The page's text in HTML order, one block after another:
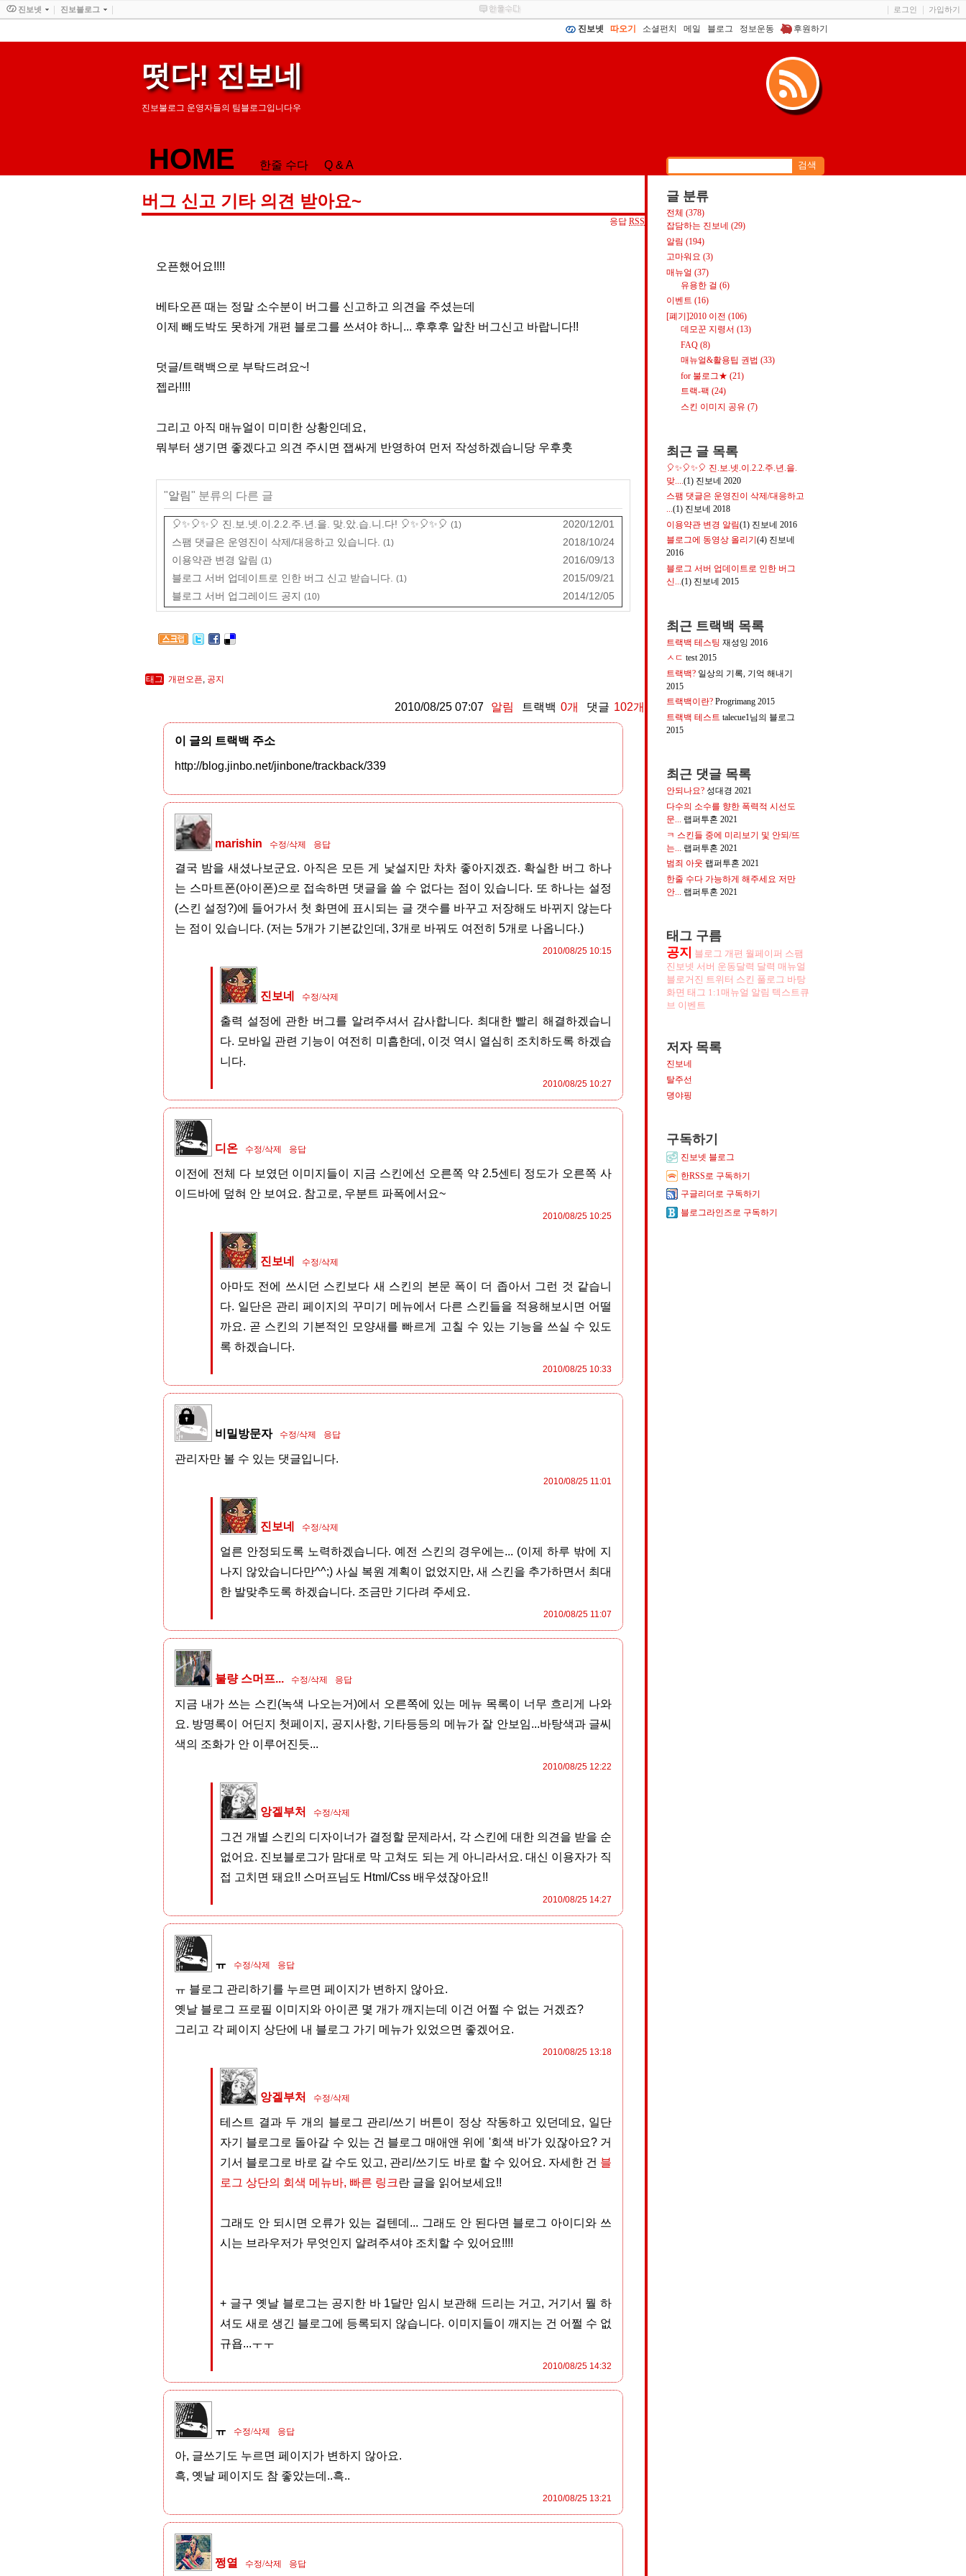
진보넷 따오기 소셜펀치 메일 블로그 정보운동 후원하기
떳다! 진보네
진보불로그 운영자들의 팀블로그입니다우
HOME 한줄 수다 Q & A
버그 신고 기타 의견 받아요~
응답 RSS
오픈했어요!!!!
베타오픈 때는 정말 소수분이 버그를 신고하고 의견을 주셨는데
이제 빼도박도 못하게 개편 블로그를 쓰셔야 하니... 후후후 알찬 버그신고 바랍니다!!
덧글/트랙백으로 부탁드려요~!
젭라!!!!
그리고 아직 매뉴얼이 미미한 상황인데요,
뭐부터 생기면 좋겠다고 의견 주시면 잽싸게 반영하여 먼저 작성하겠습니당 우후훗
"알림" 분류의 다른 글
🎈✨🎈✨🎈 진.보.넷.이.2.2.주.년.을. 맞.았.습.니.다! 🎈✨🎈✨🎈 (1)
2020/12/01
스팸 댓글은 운영진이 삭제/대응하고 있습니다.
(1)
2018/10/24
이용약관 변경 알림 (1)
2016/09/13
블로그 서버 업데이트로 인한 버그 신고 받습니다.
(1)
2015/09/21
블로그 서버 업그레이드 공지 (10) 2014/12/05
태그 개편오픈, 공지
2010/08/25 07:07 알림 트랙백 0개 댓글 102개
이 글의 트랙백 주소
http://blog.jinbo.net/jinbone/trackback/339
marishin 수정/삭제 응답
결국 밤을 새셨나보군요. 아직은 모든 게 낯설지만 차차 좋아지겠죠. 확실한 버그 하나
는 스마트폰(아이폰)으로 접속하면 댓글을 쓸 수 없다는 점이 있습니다. 또 하나는 설정
(스킨 설정?)에 들어가서 첫 화면에 표시되는 글 갯수를 바꾸고 저장해도 바뀌지 않는다
는 점이 있습니다. (저는 5개가 기본값인데, 3개로 바꿔도 여전히 5개로 나옵니다.)
2010/08/25 10:15
진보네 수정/삭제
출력 설정에 관한 버그를 알려주셔서 감사합니다. 최대한 빨리 해결하겠습니
다. 모바일 관련 기능이 여전히 미흡한데, 이것 역시 열심히 조치하도록 하겠습
니다.
2010/08/25 10:27
디온 수정/삭제 응답
이전에 전체 다 보였던 이미지들이 지금 스킨에선 오른쪽 약 2.5센티 정도가 오른쪽 사
이드바에 덮혀 안 보여요. 참고로, 우분트 파폭에서요~
2010/08/25 10:25
진보네 수정/삭제
아마도 전에 쓰시던 스킨보다 새 스킨의 본문 폭이 더 좁아서 그런 것 같습니
다. 일단은 관리 페이지의 꾸미기 메뉴에서 다른 스킨들을 적용해보시면 어떨
까요. 곧 스킨의 기본적인 모양새를 빠르게 고칠 수 있는 기능을 쓰실 수 있도
록 하겠습니다.
2010/08/25 10:33
비밀방문자 수정/삭제 응답
관리자만 볼 수 있는 댓글입니다.
2010/08/25 11:01
진보네 수정/삭제
얼른 안정되도록 노력하겠습니다. 예전 스킨의 경우에는... (이제 하루 밖에 지
나지 않았습니다만^^;) 사실 복원 계획이 없었지만, 새 스킨을 추가하면서 최대
한 발맞추도록 하겠습니다. 조금만 기다려 주세요.
2010/08/25 11:07
불량 스머프... 수정/삭제 응답
지금 내가 쓰는 스킨(녹색 나오는거)에서 오른쪽에 있는 메뉴 목록이 너무 흐리게 나와
요. 방명록이 어딘지 첫페이지, 공지사항, 기타등등의 메뉴가 잘 안보임...바탕색과 글씨
색의 조화가 안 이루어진듯...
2010/08/25 12:22
앙겔부처 수정/삭제
그건 개별 스킨의 디자이너가 결정할 문제라서, 각 스킨에 대한 의견을 받을 순
없어요. 진보블로그가 맘대로 막 고쳐도 되는 게 아니라서요. 대신 이용자가 직
접 고치면 돼요!! 스머프님도 Html/Css 배우셨잖아요!!
2010/08/25 14:27
ㅠ 수정/삭제 응답
ㅠ 블로그 관리하기를 누르면 페이지가 변하지 않아요.
옛날 블로그 프로필 이미지와 아이콘 몇 개가 깨지는데 이건 어쩔 수 없는 거겠죠?
그리고 각 페이지 상단에 내 블로그 가기 메뉴가 있었으면 좋겠어요.
2010/08/25 13:18
앙겔부처 수정/삭제
테스트 결과 두 개의 블로그 관리/쓰기 버튼이 정상 작동하고 있던데요, 일단
자기 블로그로 돌아갈 수 있는 건 블로그 매애앤 위에 '회색 바'가 있잖아요? 거
기서 블로그로 바로 갈 수도 있고, 관리/쓰기도 바로 할 수 있어요. 자세한 건 블
로그 상단의 회색 메뉴바, 빠른 링크 란 글을 읽어보세요!!
그래도 안 되시면 오류가 있는 걸텐데... 그래도 안 된다면 블로그 아이디와 쓰
시는 브라우저가 무엇인지 알려주셔야 조치할 수 있어요!!!!
+ 글구 옛날 블로그는 공지한 바 1달만 임시 보관해 드리는 거고, 거기서 뭘 하
셔도 새로 생긴 블로그에 등록되지 않습니다. 이미지들이 깨지는 건 어쩔 수 없
규욥...ㅜㅜ
2010/08/25 14:32
ㅠ 수정/삭제 응답
아, 글쓰기도 누르면 페이지가 변하지 않아요.
흑, 옛날 페이지도 참 좋았는데..흑..
2010/08/25 13:21
쩡열 수정/삭제 응답
글 분류
전체 (378)
잡담하는 진보네 (29)
알림 (194)
고마워요 (3)
매뉴얼 (37)
유용한 걸 (6)
이벤트 (16)
[폐기]2010 이전 (106)
데모꾼 지령서 (13)
FAQ (8)
매뉴얼&활용팁 권법 (33)
for 불로그★ (21)
트랙-팩 (24)
스킨 이미지 공유 (7)
최근 글 목록
🎈✨🎈✨🎈 진.보.넷.이.2.2.주.년.을.
맞.... (1) 진보네 2020
스팸 댓글은 운영진이 삭제/대응하고
...(1) 진보네 2018
이용약관 변경 알림(1) 진보네 2016
블로그에 동영상 올리기 (4) 진보네
2016
블로그 서버 업데이트로 인한 버그
신...(1) 진보네 2015
최근 트랙백 목록
트랙백 테스팅 재성잉 2016
ㅅㄷ test 2015
트랙백? 일상의 기록, 기억 해내기
2015
트랙백이란? Progrimang 2015
트랙백 테스트 talecue1님의 블로그
2015
최근 댓글 목록
안되나요? 성대경 2021
다수의 소수를 향한 폭력적 시선도
문... 랩퍼투혼 2021
ㅋ 스킨들 중에 미리보기 및 안되/뜨
는...
랩퍼투혼 2021
범죄 아웃 랩퍼투혼 2021
한줄 수다 가능하게 해주세요 저만
안... 랩퍼투혼 2021
태그 구름
공지 블로그 개편 월페이퍼 스팸
진보넷 서버 운동달력 달력 매뉴얼
블로거진 트위터 스킨 풀로그 바탕
화면 태그 1:1매뉴얼 알림 텍스트큐
브 이벤트
저자 목록
진보네
탈주선
뎡야핑
구독하기
진보넷 블로그
한RSS로 구독하기
구글리더로 구독하기
블로그라인즈로 구독하기
진보넷 진보블로그 로그인 가입하기